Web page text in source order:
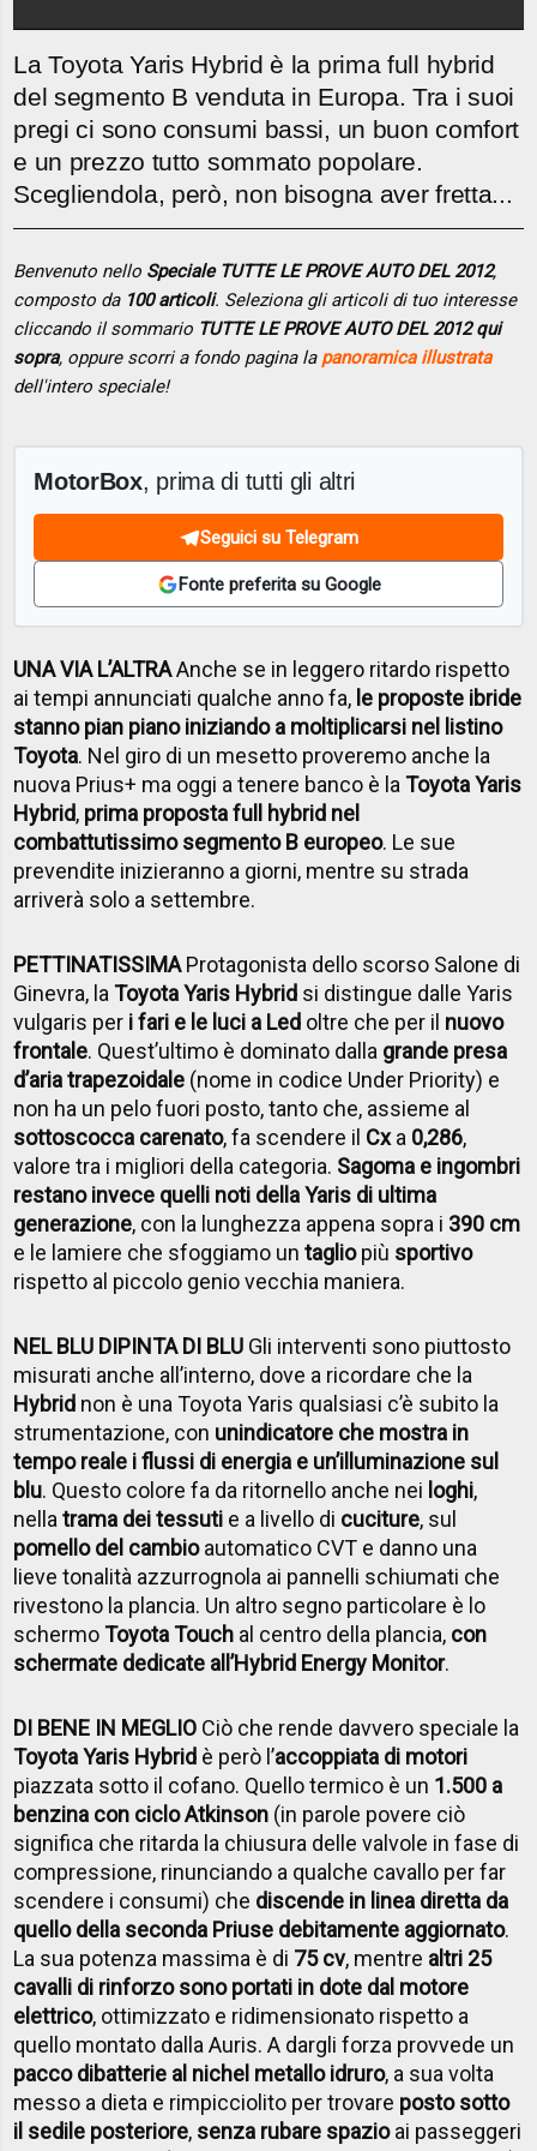
La Toyota Yaris Hybrid è la prima full hybrid
del segmento B venduta in Europa. Tra i suoi
pregi ci sono consumi bassi, un buon comfort
e un prezzo tutto sommato popolare.
Scegliendola, però, non bisogna aver fretta...
Benvenuto nello Speciale TUTTE LE PROVE AUTO DEL 2012,
composto da 100 articoli. Seleziona gli articoli di tuo interesse
cliccando il sommario TUTTE LE PROVE AUTO DEL 2012 qui
sopra, oppure scorri a fondo pagina la panoramica illustrata
dell'intero speciale!
MotorBox, prima di tutti gli altri
Seguici su Telegram
Fonte preferita su Google
UNA VIA L’ALTRAAnche se in leggero ritardo rispetto
ai tempi annunciati qualche anno fa, le proposte ibride
stanno pian piano iniziando a moltiplicarsi nel listino
Toyota. Nel giro di un mesetto proveremo anche la
nuova Prius+ ma oggi a tenere banco è laToyota Yaris
Hybrid, prima proposta full hybrid nel
combattutissimo segmento B europeo. Le sue
prevendite inizieranno a giorni, mentre su strada
arriverà solo a settembre.
PETTINATISSIMAProtagonista dello scorso Salone di
Ginevra, laToyota Yaris Hybrid si distingue dalle Yaris
vulgaris per i fari e le luci a Led oltre che per il nuovo
frontale. Quest’ultimo è dominato dalla grande presa
d’aria trapezoidale (nome in codice Under Priority) e
non ha un pelo fuori posto, tanto che, assieme al
sottoscocca carenato, fa scendere il Cxa 0,286,
valore tra i migliori della categoria. Sagoma e ingombri
restano invece quelli noti della Yaris di ultima
generazione, con la lunghezza appena sopra i 390 cm
e le lamiere che sfoggiamo untagliopiù sportivo
rispetto al piccolo genio vecchia maniera.
NEL BLU DIPINTA DI BLU Gli interventi sono piuttosto
misurati anche all’interno, dove a ricordare che la
Hybrid non è una Toyota Yaris qualsiasi c’è subito la
strumentazione, con unindicatore che mostra in
tempo reale i flussi di energia e un’illuminazione sul
blu. Questo colore fa da ritornello anche nei loghi,
nellatrama dei tessuti e a livello di cuciture, sul
pomello del cambioautomatico CVT e danno una
lieve tonalità azzurrognola ai pannelli schiumati che
rivestono la plancia. Un altro segno particolare è lo
schermoToyota Touch al centro della plancia, con
schermate dedicate all’Hybrid Energy Monitor.
DI BENE IN MEGLIO Ciò che rende davvero speciale la
Toyota Yaris Hybrid è però l’accoppiata di motori
piazzata sotto il cofano. Quello termico è un 1.500 a
benzina con ciclo Atkinson (in parole povere ciò
significa che ritarda la chiusura delle valvole in fase di
compressione, rinunciando a qualche cavallo per far
scendere i consumi) che discende in linea diretta da
quello della seconda Priuse debitamente aggiornato.
La sua potenza massima è di 75 cv, mentre altri 25
cavalli di rinforzo sono portati in dote dal motore
elettrico, ottimizzato e ridimensionato rispetto a
quello montato dalla Auris. A dargli forza provvede un
pacco dibatterie al nichel metallo idruro, a sua volta
messo a dieta e rimpicciolito per trovare posto sotto
il sedile posteriore, senza rubare spazioai passeggeri